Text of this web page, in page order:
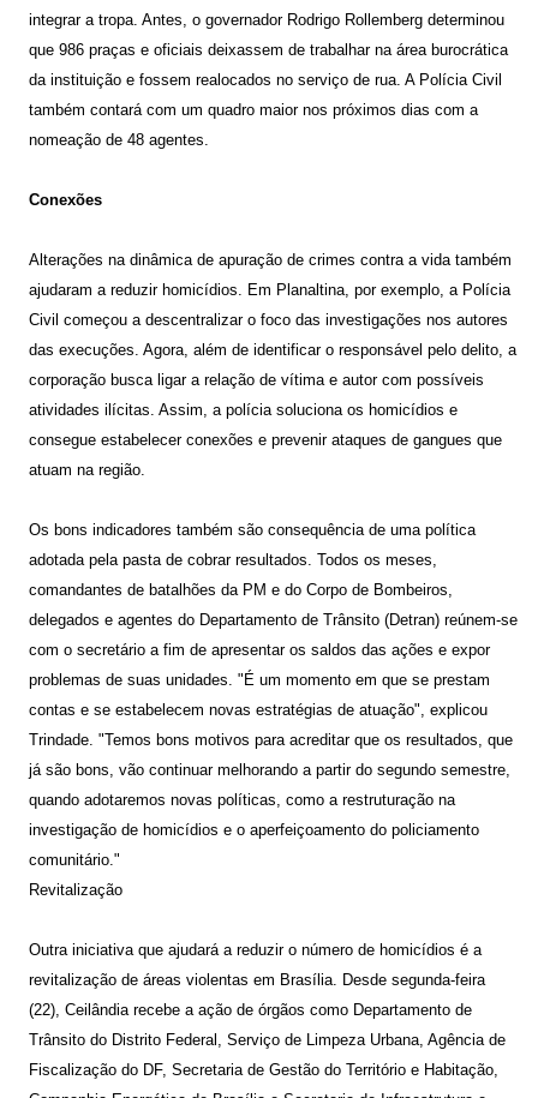
integrar a tropa. Antes, o governador Rodrigo Rollemberg determinou
que 986 praças e oficiais deixassem de trabalhar na área burocrática
da instituição e fossem realocados no serviço de rua. A Polícia Civil
também contará com um quadro maior nos próximos dias com a
nomeação de 48 agentes.
Conexões
Alterações na dinâmica de apuração de crimes contra a vida também
ajudaram a reduzir homicídios. Em Planaltina, por exemplo, a Polícia
Civil começou a descentralizar o foco das investigações nos autores
das execuções. Agora, além de identificar o responsável pelo delito, a
corporação busca ligar a relação de vítima e autor com possíveis
atividades ilícitas. Assim, a polícia soluciona os homicídios e
consegue estabelecer conexões e prevenir ataques de gangues que
atuam na região.
Os bons indicadores também são consequência de uma política
adotada pela pasta de cobrar resultados. Todos os meses,
comandantes de batalhões da PM e do Corpo de Bombeiros,
delegados e agentes do Departamento de Trânsito (Detran) reúnem-se
com o secretário a fim de apresentar os saldos das ações e expor
problemas de suas unidades. "É um momento em que se prestam
contas e se estabelecem novas estratégias de atuação", explicou
Trindade. "Temos bons motivos para acreditar que os resultados, que
já são bons, vão continuar melhorando a partir do segundo semestre,
quando adotaremos novas políticas, como a restruturação na
investigação de homicídios e o aperfeiçoamento do policiamento
comunitário."
Revitalização
Outra iniciativa que ajudará a reduzir o número de homicídios é a
revitalização de áreas violentas em Brasília. Desde segunda-feira
(22), Ceilândia recebe a ação de órgãos como Departamento de
Trânsito do Distrito Federal, Serviço de Limpeza Urbana, Agência de
Fiscalização do DF, Secretaria de Gestão do Território e Habitação,